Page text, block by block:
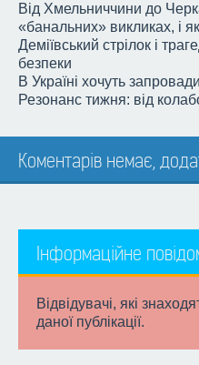
Від Хмельниччини до
«банальних» викликах, і
Деміївський стрілок і
безпеки
В Україні хочуть
Резонанс тижня: від
Коментарів немає,
Інформаційне
Відвідувачі, які
даної публікації.